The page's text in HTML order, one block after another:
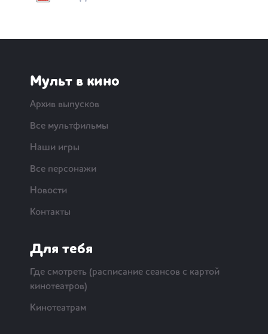
Мульт в кино
Архив выпусков
Все мультфильмы
Наши игры
Все персонажи
Новости
Контакты
Для тебя
Где смотреть (расписание сеансов с картой
кинотеатров)
Кинотеатрам